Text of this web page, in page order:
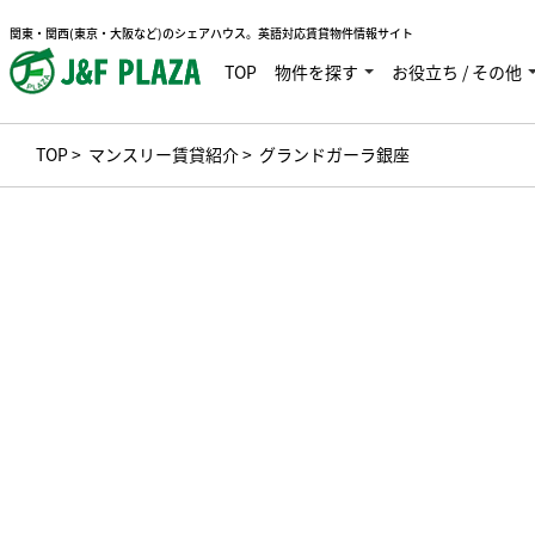
関東・関西(東京・大阪など)のシェアハウス。英語対応賃貸物件情報サイト
TOP 物件を探す お役立ち / その他
TOP> マンスリー賃貸紹介> グランドガーラ銀座